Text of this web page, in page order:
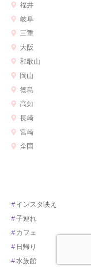
福井
岐阜
三重
大阪
和歌山
岡山
徳島
高知
長崎
宮崎
全国
#インスタ映え
#子連れ
# カフェ
# 日帰り
#水族館